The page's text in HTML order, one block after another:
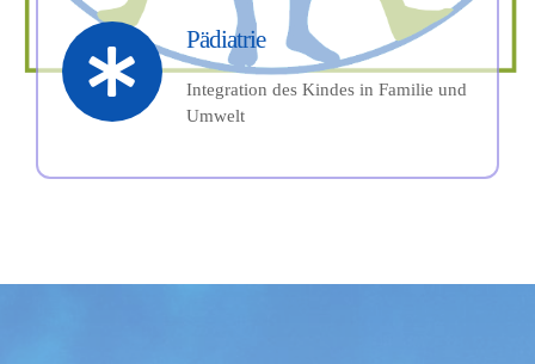
Pädiatrie
Integration des Kindes in Familie und
Umwelt